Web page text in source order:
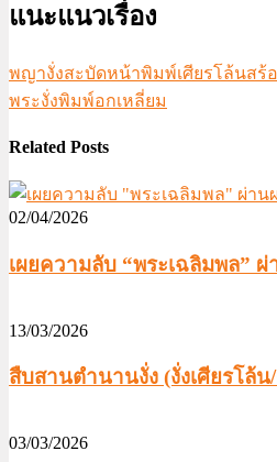
แนะแนวเรื่อง
พญางั่งสะบัดหน้าพิมพ์เศียรโล้นสร้อย
พระงั่งพิมพ์อกเหลี่ยม
Related Posts
02/04/2026
เผยความลับ “พระเฉลิมพล”
13/03/2026
สืบสานตำนานงั่ง (งั่งเศียรโล้น/
03/03/2026